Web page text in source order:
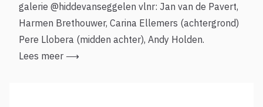
galerie @hiddevanseggelen vlnr: Jan van de Pavert,
Harmen Brethouwer, Carina Ellemers (achtergrond)
Pere Llobera (midden achter), Andy Holden.
Lees meer ⟶